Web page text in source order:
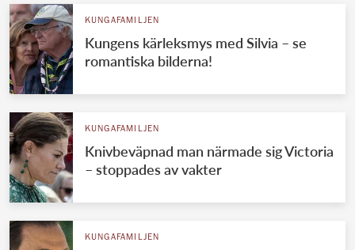
KUNGAFAMILJEN
Kungens kärleksmys med Silvia – se
romantiska bilderna!
KUNGAFAMILJEN
Knivbeväpnad man närmade sig Victoria
– stoppades av vakter
KUNGAFAMILJEN